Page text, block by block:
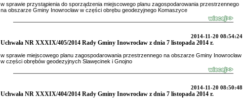
w sprawie przystąpienia do sporządzenia miejscowego planu zagospodarowania przestrzennego
na obszarze Gminy Inowrocław w części obrębu geodezyjnego Komaszyce
2014-11-20 08:54:24
Uchwała NR XXXIX/405/2014 Rady Gminy Inowrocław z dnia 7 listopada 2014 r.
w sprawie miejscowego planu zagospodarowania przestrzennego na obszarze Gminy Inowrocław
w części obrębów geodezyjnych Slawęcinek i Gnojno
2014-11-20 08:50:48
Uchwała NR XXXIX/404/2014 Rady Gminy Inowrocław z dnia 7 listopada 2014 r.